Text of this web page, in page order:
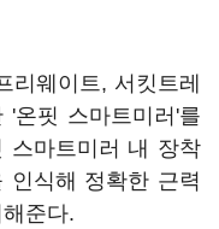
리웨이트, 서킷트레
'온핏 스마트미러'를
스마트미러 내 장착
인식해 정확한 근력
준다.